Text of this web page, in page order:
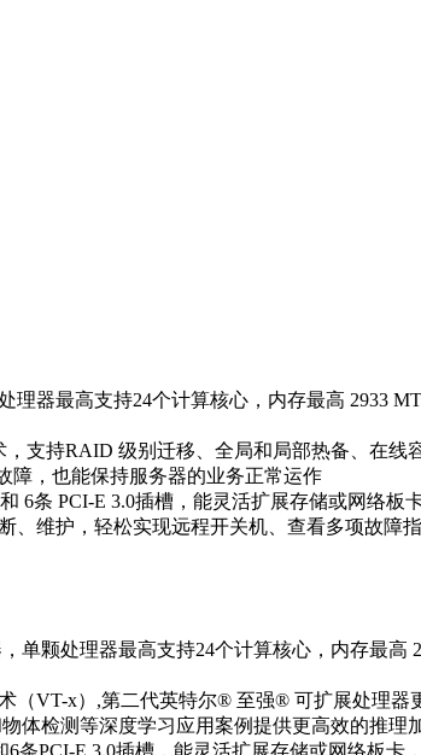
器最高支持24个计算核心，内存最高
持RAID 级别迁移、全局和局部热备、在线容
，也能保持服务器的业务正常运作
PCI-E 3.0插槽，能灵活扩展存储或网络板卡
、维护，轻松实现远程开关机、查看多项故
，单颗处理器最高支持24个计算核心，内
（VT-x）,第二代英特尔® 至强® 可扩展处理器
和物体检测等深度学习应用案例提供更高效的推理